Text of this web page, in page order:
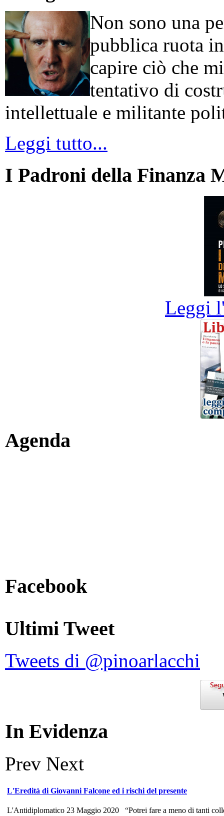
Non sono una
pubblica ruota
capire ciò che
tentativo di
intellettuale e militante
Leggi tutto...
I Padroni della Finanza
Leggi
Agenda
Facebook
Ultimi Tweet
Tweets di @pinoarlacchi
In Evidenza
Prev Next
L'Eredità di Giovanni Falcone ed i rischi del presente
L'Antidiplomatico 23 Maggio 2020 “Potrei fare a meno di tanti